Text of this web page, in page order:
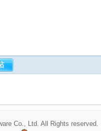
Co., Ltd. All Rights reserved.